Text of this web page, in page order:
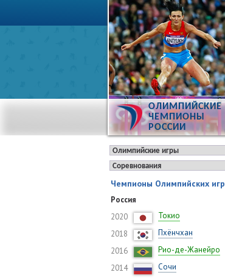
ОЛИМПИЙСКИЕ
ЧЕМПИОНЫ
РОССИИ
Чемпионы Олимпийских игр
Россия
2020
Токио
2018
Пхёнчхан
2016
Рио-де-Жанейро
2014
Сочи